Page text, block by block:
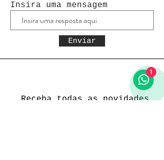
Insira uma mensagem
Enviar
Receba todas as novidades
1